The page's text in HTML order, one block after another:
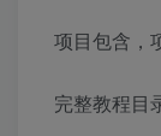
项目包含，
完整教程目